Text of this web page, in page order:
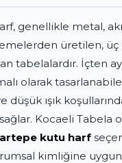
genellikle metal,
üretilen, üç
tabelalardır. İçten
olarak
düşük ışık
Kocaeli Tabela
kutu harf
kimliğine